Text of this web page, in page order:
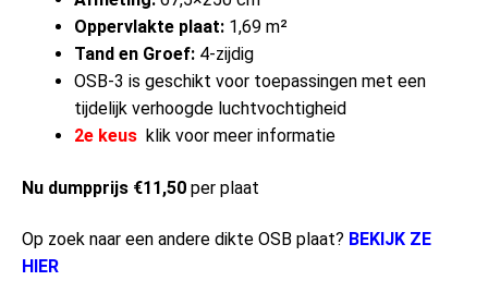
Oppervlakte plaat: 1,69 m²
Tand en Groef: 4-zijdig
OSB-3 is geschikt voor toepassingen met een
tijdelijk verhoogde luchtvochtigheid
2e keus klik voor meer informatie
Nu dumpprijs €11,50 per plaat
Op zoek naar een andere dikte OSB plaat? BEKIJK ZE
HIER